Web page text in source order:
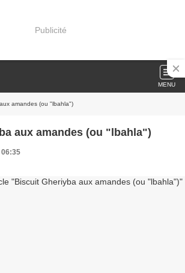
Publicité
MENU
amandes (ou "lbahla")
aux amandes (ou "lbahla")
06:35